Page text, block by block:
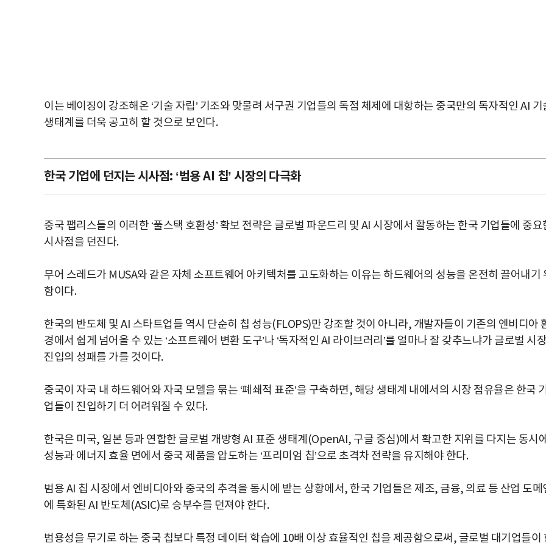
이는 베이징이 강조해온 ‘기술 자립’ 기조와 맞물려 서구권 기업들의 독점 체제에 대항하는 중국만의 독자적인 AI 기
생태계를 더욱 공고히 할 것으로 보인다.
한국 기업에 던지는 시사점: ‘범용 AI 칩’ 시장의 다극화
중국 팹리스들의 이러한 ‘풀스택 호환성’ 확보 전략은 글로벌 파운드리 및 AI 시장에서 활동하는 한국 기업들에 중요
시사점을 던진다.
무어 스레드가 MUSA와 같은 자체 소프트웨어 아키텍처를 고도화하는 이유는 하드웨어의 성능을 온전히 끌어내기
함이다.
한국의 반도체 및 AI 스타트업들 역시 단순히 칩 성능(FLOPS)만 강조할 것이 아니라, 개발자들이 기존의 엔비디아
경에서 쉽게 넘어올 수 있는 ‘소프트웨어 변환 도구’나 ‘독자적인 AI 라이브러리’를 얼마나 잘 갖추느냐가 글로벌 시장
진입의 성패를 가를 것이다.
중국이 자국 내 하드웨어와 자국 모델을 묶는 ‘폐쇄적 표준’을 구축하면, 해당 생태계 내에서의 시장 점유율은 한국
업들이 진입하기 더 어려워질 수 있다.
한국은 미국, 일본 등과 연합한 글로벌 개방형 AI 표준 생태계(OpenAI, 구글 중심)에서 확고한 지위를 다지는 동시
성능과 에너지 효율 면에서 중국 제품을 압도하는 ‘프리미엄 칩’으로 초격차 전략을 유지해야 한다.
범용 AI 칩 시장에서 엔비디아와 중국의 추격을 동시에 받는 상황에서, 한국 기업들은 제조, 금융, 의료 등 산업 도메
에 특화된 AI 반도체(ASIC)로 승부수를 던져야 한다.
범용성을 무기로 하는 중국 칩보다 특정 데이터 학습에 10배 이상 효율적인 칩을 제공함으로써, 글로벌 대기업들이